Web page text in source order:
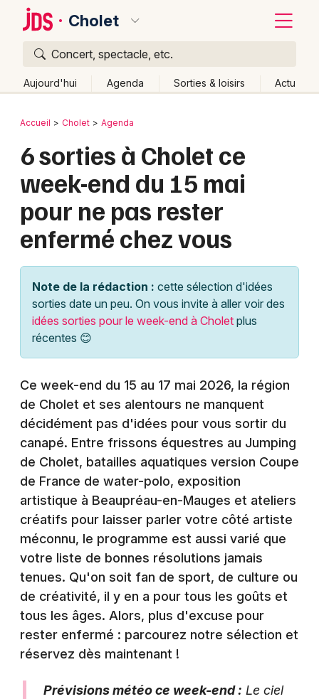
Cholet
Concert, spectacle, etc.
Aujourd'hui Agenda Sorties & loisirs Actu
Publier un événement
Grands événements
Activité & Expérience
Manifestations
Foires & salons
Spectacles
Concerts
Sports
Soirées
Sorties famille
Expos
Sorties & loisirs
Agenda dans le Maine-et-Loire
Agenda dans les Pays de la Loire
Bordeaux
Colmar
Lille
Lyon
Marseille
Mulhouse
Montpellier
Nice
Paris
Strasbourg
Toulouse
Toutes les villes
Retour
Accueil Cholet Agenda
6 sorties à Cholet ce
week-end du 15 mai
pour ne pas rester
enfermé chez vous
Note de la rédaction : cette sélection d'idées
sorties date un peu. On vous invite à aller voir des
idées sorties pour le week-end à Cholet plus
récentes 😊
Ce week-end du 15 au 17 mai 2026, la région
de Cholet et ses alentours ne manquent
décidément pas d'idées pour vous sortir du
canapé. Entre frissons équestres au Jumping
de Cholet, batailles aquatiques version Coupe
de France de water-polo, exposition
artistique à Beaupréau-en-Mauges et ateliers
créatifs pour laisser parler votre côté artiste
méconnu, le programme est aussi varié que
votre liste de bonnes résolutions jamais
tenues. Qu'on soit fan de sport, de culture ou
de créativité, il y en a pour tous les goûts et
tous les âges. Alors, plus d'excuse pour
rester enfermé : parcourez notre sélection et
réservez dès maintenant !
Prévisions météo ce week-end : Le ciel
Quoi ?
Où ?
Pays de la Loire
Partout Près de moi Changer de lieu
Quand ?
Effacer les dates
Aujourd'hui
Demain Ce week-end Autre